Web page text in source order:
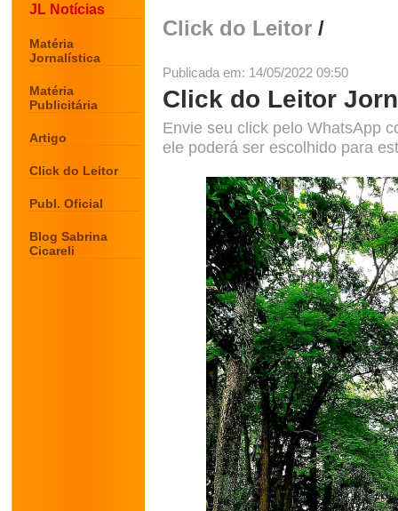
JL Notícias
Matéria
Jornalística
Matéria
Publicitária
Artigo
Click do Leitor
Publ. Oficial
Blog Sabrina
Cicareli
Click do Leitor /
Publicada em: 14/05/2022 09:50
Click do Leitor
Envie seu click pelo WhatsApp
ele poderá ser escolhido para